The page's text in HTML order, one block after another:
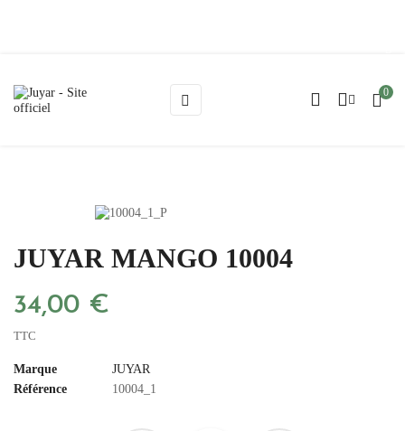
Basculer
la
☰ 0
JUYAR MANGO 10004
34,00 €
TTC
Marque
JUYAR
Référence
10004_1